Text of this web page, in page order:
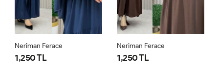
Neriman Ferace
1,250 TL
Neriman Ferace
1,250 TL